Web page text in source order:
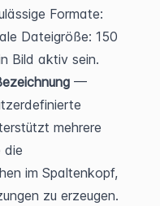
Formate:
Dateigröße: 150
Bild aktiv sein.
—
mehrere
die
im Spaltenkopf,
zu erzeugen.